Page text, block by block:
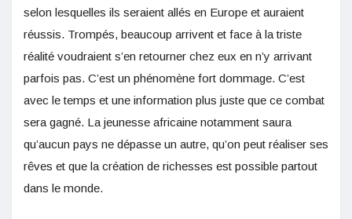
selon lesquelles ils seraient allés en Europe et auraient
réussis. Trompés, beaucoup arrivent et face à la triste
réalité voudraient s’en retourner chez eux en n’y arrivant
parfois pas. C’est un phénomène fort dommage. C’est
avec le temps et une information plus juste que ce combat
sera gagné. La jeunesse africaine notamment saura
qu’aucun pays ne dépasse un autre, qu’on peut réaliser ses
rêves et que la création de richesses est possible partout
dans le monde.